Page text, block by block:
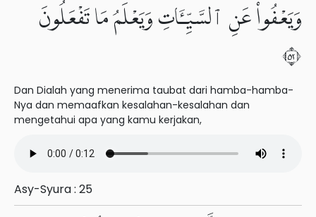
وَيَعْفُوا۟ عَنِ ٱلسَّيِّـَٔاتِ وَيَعْلَمُ مَا تَفْعَلُونَ
٢٥
Dan Dialah yang menerima taubat dari hamba-hamba-
Nya dan memaafkan kesalahan-kesalahan dan
mengetahui apa yang kamu kerjakan,
Asy-Syura : 25